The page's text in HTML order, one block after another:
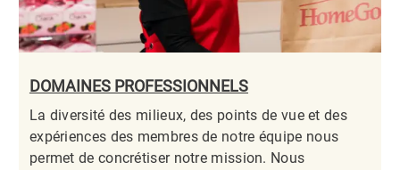
DOMAINES PROFESSIONNELS
La diversité des milieux, des points de vue et des
expériences des membres de notre équipe nous
permet de concrétiser notre mission. Nous